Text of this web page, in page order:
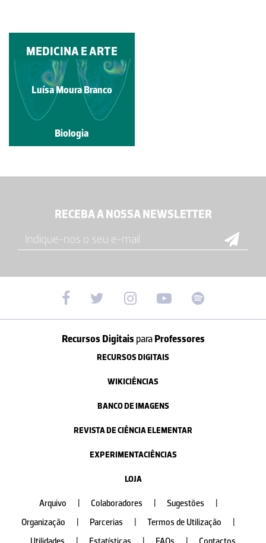
SANGUESSUGA
Paulo Talhadas dos Santos
Biologia
MEDICINA E ARTE
Luísa Moura Branco
Biologia
RECEBA A NOSSA NEWSLETTER
Recursos Digitais paraProfessores
RECURSOS DIGITAIS
WIKICIÊNCIAS
BANCO DE IMAGENS
REVISTA DE CIÊNCIA ELEMENTAR
EXPERIMENTACIÊNCIAS
LOJA
Arquivo Colaboradores Sugestões
Organização
Parcerias Termos de Utilização